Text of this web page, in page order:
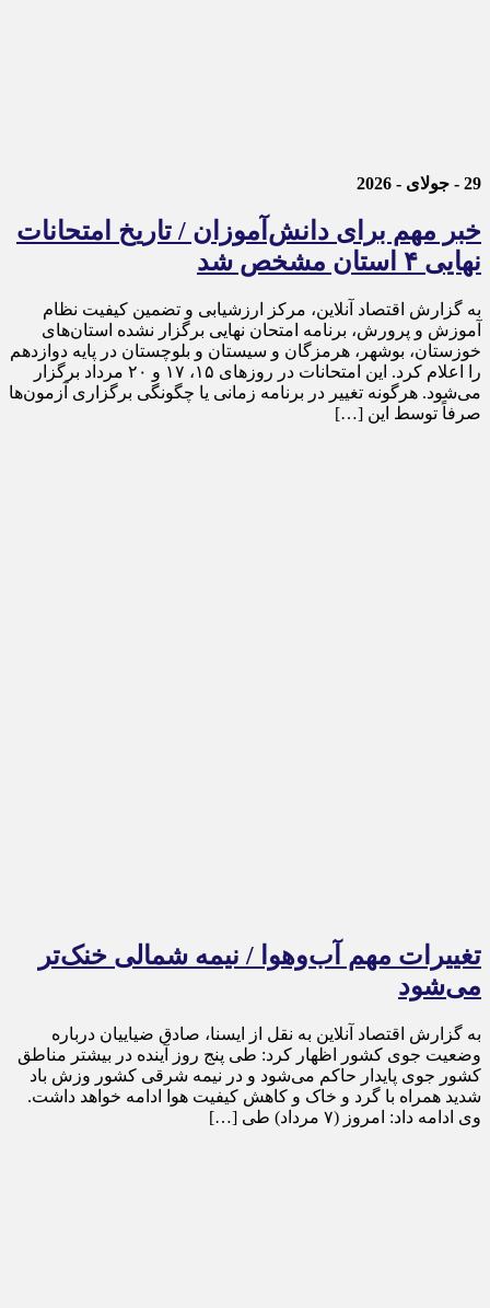
29 - جولای - 2026
خبر مهم برای دانش‌آموزان / تاریخ امتحانات
نهایی ۴ استان مشخص شد
به گزارش اقتصاد آنلاین، مرکز ارزشیابی و تضمین کیفیت نظام
آموزش و پرورش، برنامه امتحان نهایی برگزار نشده استان‌های
خوزستان، بوشهر، هرمزگان و سیستان و بلوچستان در پایه دوازدهم
را اعلام کرد. این امتحانات در روز‌های ۱۵، ۱۷ و ۲۰ مرداد برگزار
می‌شود. هرگونه تغییر در برنامه زمانی یا چگونگی برگزاری آزمون‌ها
صرفاً توسط این […]
تغییرات مهم آب‌وهوا / نیمه شمالی خنک‌تر
می‌شود
به گزارش اقتصاد آنلاین به نقل از ایسنا، صادق ضیاییان درباره
وضعیت جوی کشور اظهار کرد: طی پنج روز آینده در بیشتر مناطق
کشور جوی پایدار حاکم می‌شود و در نیمه شرقی کشور وزش باد
شدید همراه با گرد و خاک و کاهش کیفیت هوا ادامه خواهد داشت.
وی ادامه داد: امروز (۷ مرداد) طی […]